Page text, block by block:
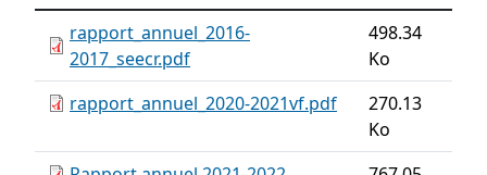
rapport_annuel_2016-
2017_seecr.pdf
498.34
Ko
rapport_annuel_2020-2021vf.pdf
270.13
Ko